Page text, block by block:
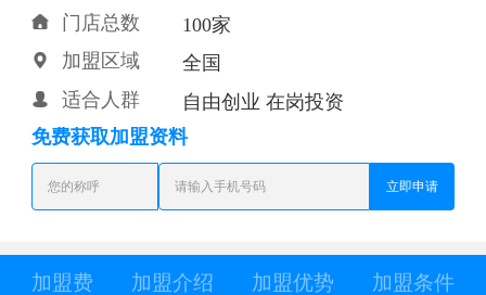
 门店总数 100家
 加盟区域 全国
 适合人群
自由创业 在岗投资
免费获取加盟资料
立即申请
加盟费 加盟介绍 加盟优势 加盟条件